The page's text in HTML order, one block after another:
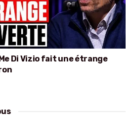
Di Vizio fait une étrange